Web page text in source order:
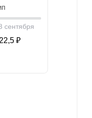
сентября
₽